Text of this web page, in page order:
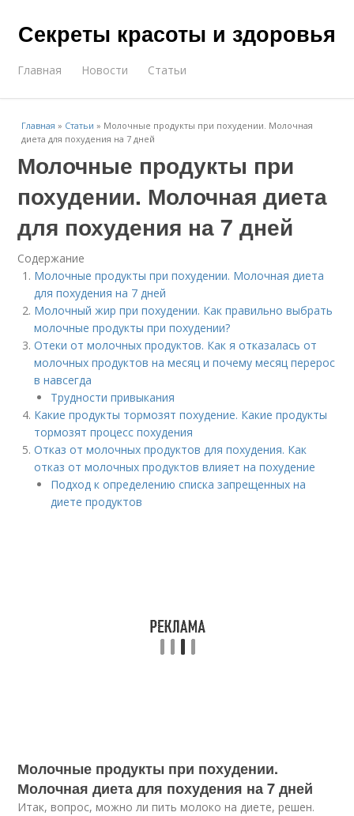
Секреты красоты и здоровья
Главная Новости Статьи
Главная » Статьи » Молочные продукты при похудении. Молочная
диета для похудения на 7 дней
Молочные продукты при
похудении. Молочная диета
для похудения на 7 дней
Содержание
Молочные продукты при похудении. Молочная диета
для похудения на 7 дней
Молочный жир при похудении. Как правильно выбрать
молочные продукты при похудении?
Отеки от молочных продуктов. Как я отказалась от
молочных продуктов на месяц и почему месяц перерос
в навсегда
Трудности привыкания
Какие продукты тормозят похудение. Какие продукты
тормозят процесс похудения
Отказ от молочных продуктов для похудения. Как
отказ от молочных продуктов влияет на похудение
Подход к определению списка запрещенных на
диете продуктов
Молочные продукты при похудении.
Молочная диета для похудения на 7 дней
Итак, вопрос, можно ли пить молоко на диете, решен.